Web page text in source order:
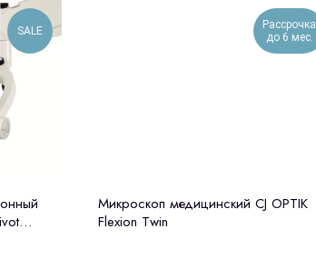
SALE
Рассрочка
до 6 мес.
Микроскоп медицинский CJ OPTIK
Flexion Twin